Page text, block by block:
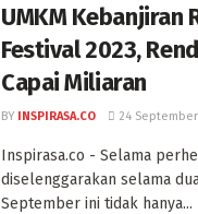
UMKM Kebanjiran
Festival 2023,
Capai Miliaran
BY INSPIRASA.CO 24
Inspirasa.co - Selama
diselenggarakan selama
September ini tidak hanya...